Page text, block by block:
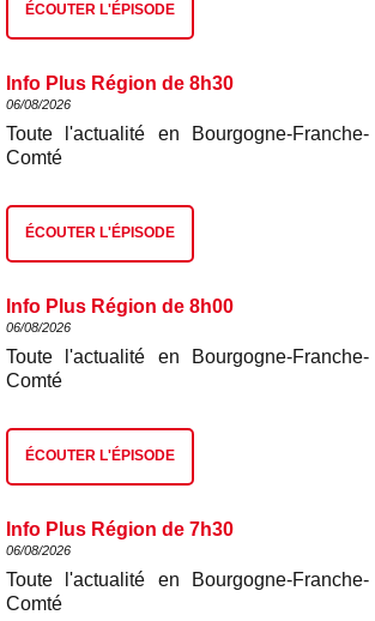
ÉCOUTER L'ÉPISODE
Info Plus Région de 8h30
06/08/2026
Toute l'actualité en Bourgogne-Franche-
Comté
ÉCOUTER L'ÉPISODE
Info Plus Région de 8h00
06/08/2026
Toute l'actualité en Bourgogne-Franche-
Comté
ÉCOUTER L'ÉPISODE
Info Plus Région de 7h30
06/08/2026
Toute l'actualité en Bourgogne-Franche-
Comté